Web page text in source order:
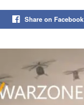
Share on Facebook